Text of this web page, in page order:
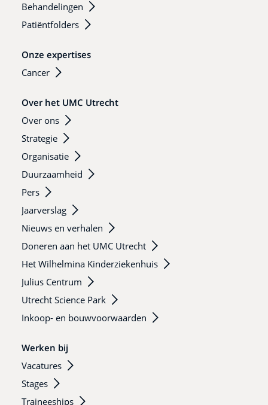
Behandelingen
Patiëntfolders
Onze expertises
Cancer
Over het UMC Utrecht
Over ons
Strategie
Organisatie
Duurzaamheid
Pers
Jaarverslag
Nieuws en verhalen
Doneren aan het UMC Utrecht
Het Wilhelmina Kinderziekenhuis
Julius Centrum
Utrecht Science Park
Inkoop- en bouwvoorwaarden
Werken bij
Vacatures
Stages
Traineeships